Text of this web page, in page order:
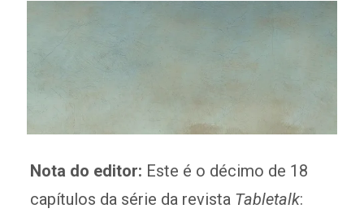
Nota do editor: Este é o décimo de 18
capítulos da série da revista Tabletalk: